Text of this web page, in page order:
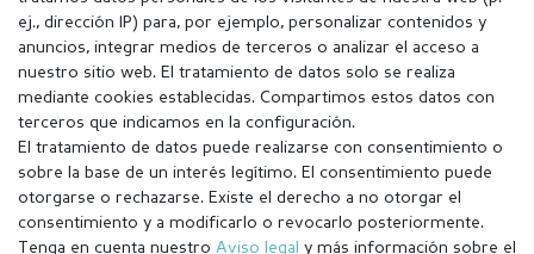
ej., dirección IP) para, por ejemplo, personalizar contenidos y
anuncios, integrar medios de terceros o analizar el acceso a
nuestro sitio web. El tratamiento de datos solo se realiza
mediante cookies establecidas. Compartimos estos datos con
terceros que indicamos en la configuración.
El tratamiento de datos puede realizarse con consentimiento o
sobre la base de un interés legítimo. El consentimiento puede
otorgarse o rechazarse. Existe el derecho a no otorgar el
consentimiento y a modificarlo o revocarlo posteriormente.
Tenga en cuenta nuestro Aviso legal y más información sobre el